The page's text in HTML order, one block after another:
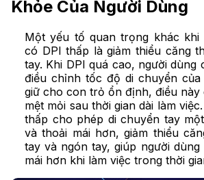
Khỏe Của Người Dùng
Một yếu tố quan trọng khác khi
có DPI thấp là giảm thiểu căng
tay. Khi DPI quá cao, người dùng
điều chỉnh tốc độ di chuyển
giữ cho con trỏ ổn định, điều này
mệt mỏi sau thời gian dài làm
thấp cho phép di chuyển tay
và thoải mái hơn, giảm thiểu
tay và ngón tay, giúp người dùng
mái hơn khi làm việc trong thời